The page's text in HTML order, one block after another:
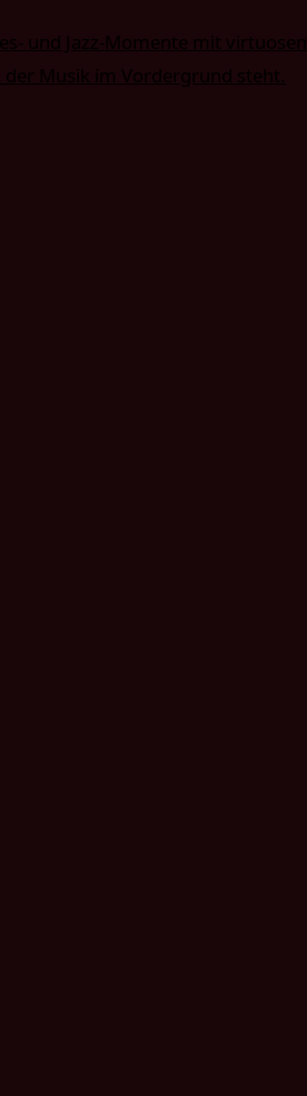
und Jazz-Momente mit
Musik im Vordergrund steht.